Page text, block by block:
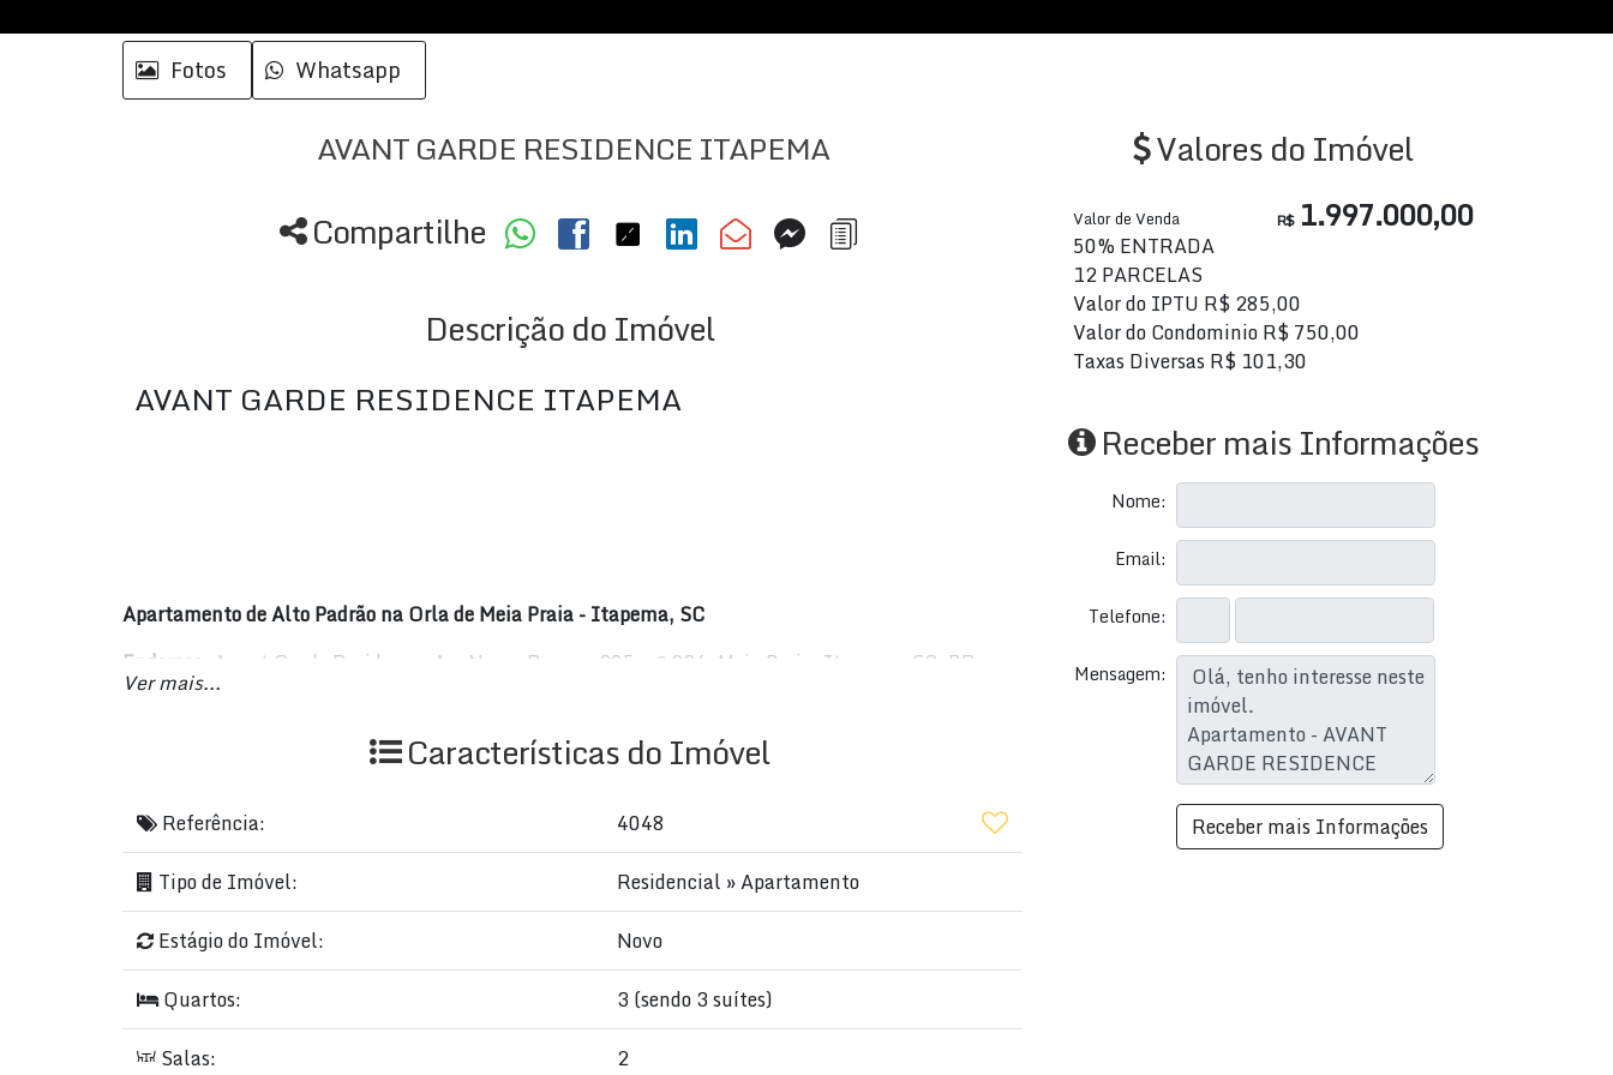
Fotos Whatsapp
AVANT GARDE RESIDENCE ITAPEMA
Compartilhe
Descrição do Imóvel
AVANT GARDE RESIDENCE ITAPEMA
Apartamento de Alto Padrão na Orla de Meia Praia - Itapema, SC
Endereço:
Avant Garde Residence, Av. Nereu Ramos, 305, nº 296, Meia Praia, Itapema, SC, BR -
CEP 88220-000
Tipo:Residencial › Apartamento
Área Total:188 m²
Área Privada:129 m²
Área Útil:129 m²
Quartos:3 (3 Suítes)
Banheiros:4
Salas:2
Garagens:2
Ver mais...
Características do Imóvel
Referência:
4048
Tipo de Imóvel:
Residencial »Apartamento
Estágio do Imóvel:
Novo
Quartos:
3 (sendo 3 suítes)
Salas:
2
Valores do Imóvel
R$1.997.000,00
Valor de Venda
50% ENTRADA
12 PARCELAS
Valor do IPTU R$285,00
Valor do CondominioR$750,00
Taxas DiversasR$ 101,30
Receber mais Informações
Nome:
Email:
Telefone:
Mensagem: